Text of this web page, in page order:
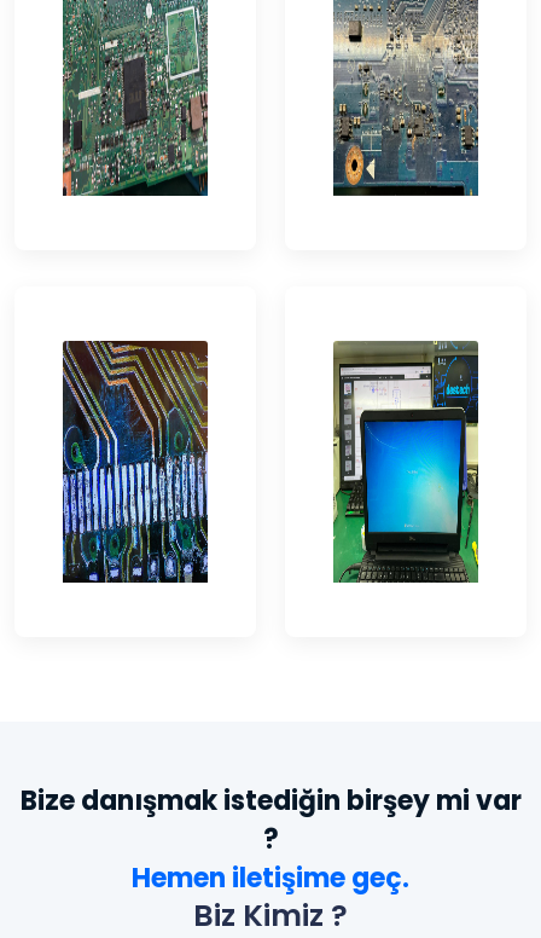
Bize danışmak istediğin birşey mi var
?
Hemen iletişime geç.
Biz Kimiz ?